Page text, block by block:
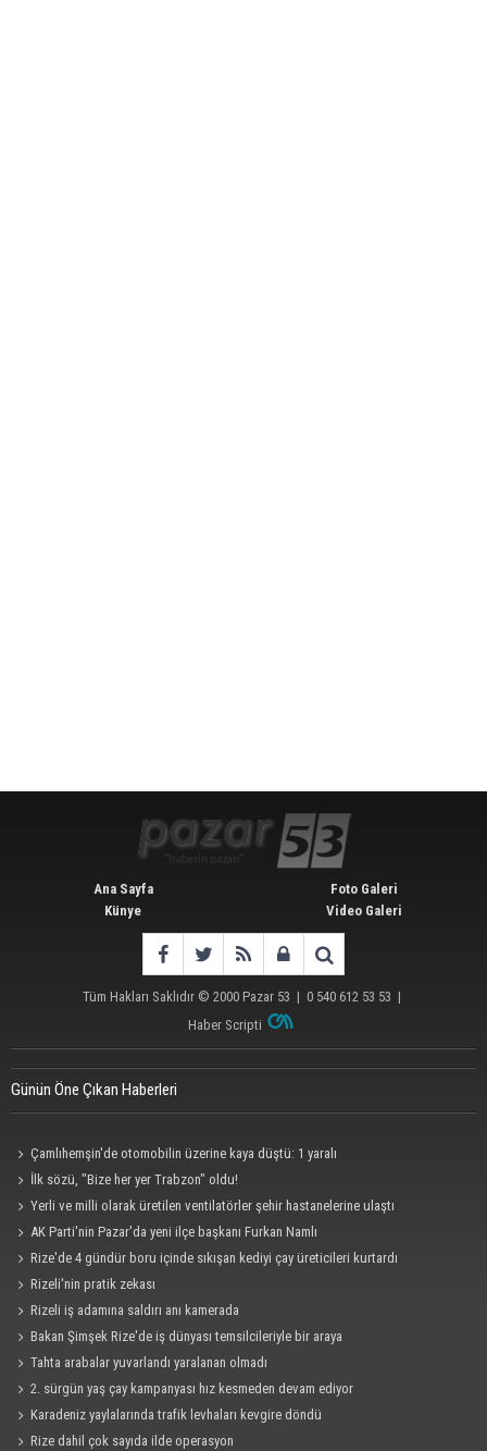
Ana Sayfa
Künye
Foto Galeri
Video Galeri
Tüm Hakları Saklıdır © 2000 Pazar 53 | 0 540 612 53 53 |
Haber Scripti
Günün Öne Çıkan Haberleri
Çamlıhemşin'de otomobilin üzerine kaya düştü: 1 yaralı
İlk sözü, "Bize her yer Trabzon" oldu!
Yerli ve milli olarak üretilen ventilatörler şehir hastanelerine ulaştı
AK Parti'nin Pazar'da yeni ilçe başkanı Furkan Namlı
Rize'de 4 gündür boru içinde sıkışan kediyi çay üreticileri kurtardı
Rizeli'nin pratik zekası
Rizeli iş adamına saldırı anı kamerada
Bakan Şimşek Rize'de iş dünyası temsilcileriyle bir araya
Tahta arabalar yuvarlandı yaralanan olmadı
2. sürgün yaş çay kampanyası hız kesmeden devam ediyor
Karadeniz yaylalarında trafik levhaları kevgire döndü
Rize dahil çok sayıda ilde operasyon